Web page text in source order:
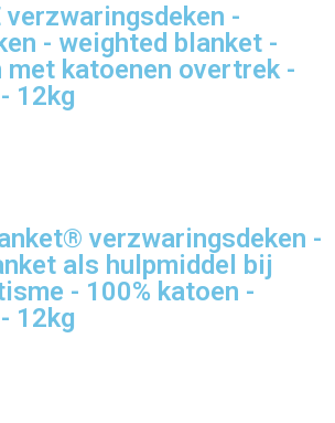
verzwaringsdeken -
- weighted blanket -
met katoenen overtrek -
12kg
verzwaringsdeken -
als hulpmiddel bij
- 100% katoen -
12kg